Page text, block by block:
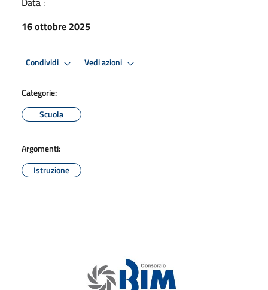
16 ottobre 2025
Condividi Vedi azioni
Categorie:
Scuola
Argomenti:
Istruzione